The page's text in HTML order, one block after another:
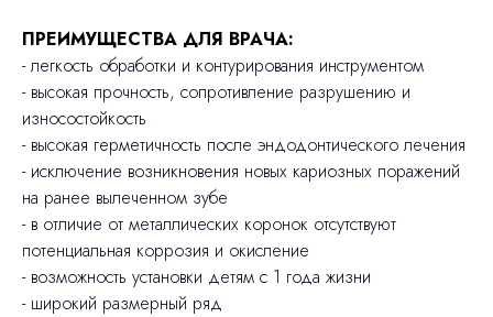
ПРЕИМУЩЕСТВА ДЛЯ ВРАЧА:
- легкость обработки и контурирования инструментом
- высокая прочность, сопротивление разрушению и
износостойкость
- высокая герметичность после эндодонтического лечения
- исключение возникновения новых кариозных поражений
на ранее вылеченном зубе
- в отличие от металлических коронок отсутствуют
потенциальная коррозия и окисление
- возможность установки детям с 1 года жизни
- широкий размерный ряд